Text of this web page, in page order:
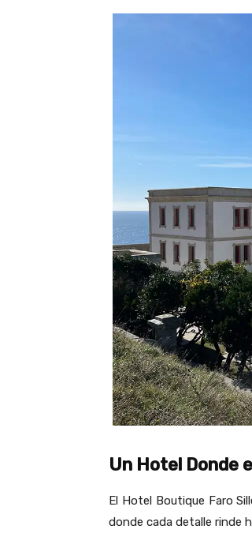
Un Hotel Donde
El Hotel Boutique Faro
donde cada detalle rinde